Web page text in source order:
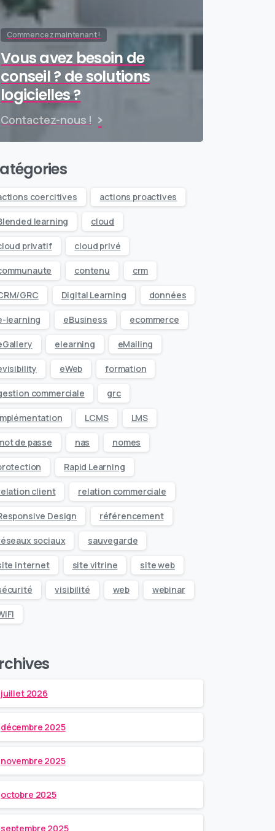
Commencez maintenant !
Vous avez besoin de
conseil ? de solutions
logicielles ?
Contactez-nous !
coercitives actions proactives
learning cloud
privatif cloud privé
contenu crm
GRC Digital Learning données
learning eBusiness ecommerce
elearning eMailing
eWeb formation
commerciale grc
LCMS LMS
de passe nas nomes
Rapid Learning
client relation commerciale
Design référencement
sociaux sauvegarde
internet site vitrine site web
visibilité web webinar
juillet 2026
décembre 2025
novembre 2025
octobre 2025
septembre 2025